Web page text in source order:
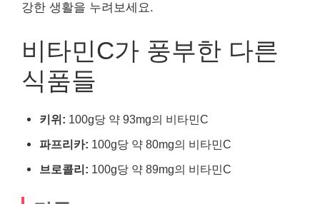
강한 생활을 누려보세요.
비타민C가 풍부한 다른
식품들
키위: 100g당 약 93mg의 비타민C
파프리카: 100g당 약 80mg의 비타민C
브로콜리: 100g당 약 89mg의 비타민C